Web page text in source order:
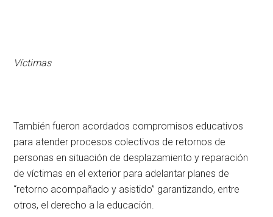
Víctimas
También fueron acordados compromisos educativos
para atender procesos colectivos de retornos de
personas en situación de desplazamiento y reparación
de víctimas en el exterior para adelantar planes de
“retorno acompañado y asistido” garantizando, entre
otros, el derecho a la educación.